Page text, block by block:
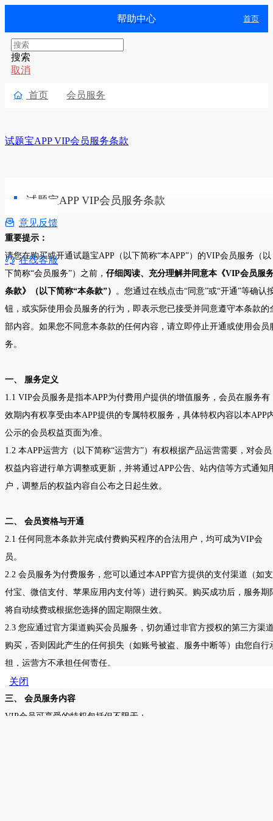
帮助中心 首页
搜索
取消
 首页 会员服务
试题宝APP VIP会员服务条款
试题宝APP VIP会员服务条款
重要提示：
请您在购买或开通试题宝APP （以下简称“本APP”）的VIP会员服务（以
下简称“会员服务”）之前， 仔细阅读、充分理解并同意本《VIP会员服
条款》（以下简称“本条款”） 。您通过在线点击“ 同意”或“开通”等确认
钮，或实际使用会员服务的行为，即表示您已接受并同意遵守本条款的
部内容。如果您不同意本条款的任何内容，请立即停止开通或使用会员
务。
一、
服务定义
1.1 VIP会员服务是指本APP为付费用户提供的增值服务，会员在服务有
效期内有权享受由本APP提供的专属特权服务，具体特权内容以本APP
公示的会员权益页面为准。
1.2 本APP运营方（以下简称“运营方”）有权根据产品运营需要，对会员
权益内容进行单方调整或更新，并将通过APP公告、站内信等方式通知
户，调整后的权益内容自公布之日起生效。
二、
会员资格与开通
2.1 任何同意本条款并完成付费购买程序的合法用户，均可成为VIP会
员。
2.2 会员服务为付费服务，您可以通过本APP官方提供的支付渠道（如支
付宝、微信支付、苹果应用内支付等）进行购买。购买成功后，服务期
将自动续费或根据您选择的固定期限生效。
2.3 您应通过官方渠道购买会员服务，切勿通过非官方授权的第三方渠
购买，否则因此产生的任何损失（如账号被盗、服务中断等）由您自行
担，运营方不承担任何责任。
三、
会员服务内容
VIP会员可享受的特权包括但不限于：
关闭
 意见反馈
 在线客服